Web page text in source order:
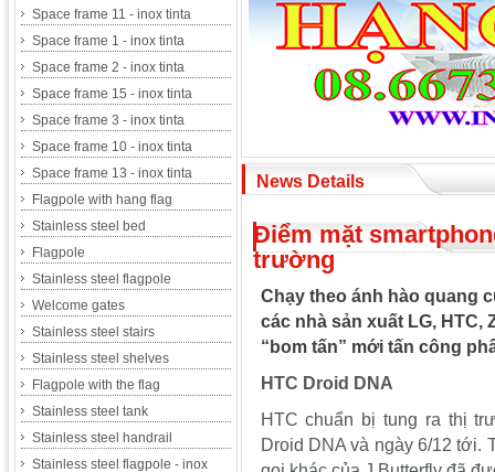
Space frame 11 - inox tinta
Space frame 1 - inox tinta
Space frame 2 - inox tinta
Space frame 15 - inox tinta
Space frame 3 - inox tinta
Space frame 10 - inox tinta
Space frame 13 - inox tinta
Flagpole with hang flag
Stainless steel bed
Flagpole
Stainless steel flagpole
Welcome gates
Stainless steel stairs
Stainless steel shelves
Flagpole with the flag
Stainless steel tank
Stainless steel handrail
Stainless steel flagpole - inox
News Details
Điểm mặt
trường
Chạy theo ánh hào quang
các nhà sản xuất LG, HTC,
“bom tấn” mới tấn công
HTC Droid DNA
HTC chuẩn bị tung ra thị
Droid DNA và ngày 6/12 tới.